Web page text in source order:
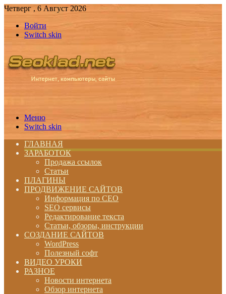
Четверг , 6 Август 2026
Войти
Switch skin
Меню
Switch skin
ГЛАВНАЯ
ЗАРАБОТОК
Продажа ссылок
Статьи
ПЛАГИНЫ
ПРОДВИЖЕНИЕ САЙТОВ
Информация по СЕО
SEO сервисы
Редактирование текста
Статьи, обзоры, инструкции
СОЗДАНИЕ САЙТОВ
WordPress
Полезный софт
ВИДЕО УРОКИ
РАЗНОЕ
Новости интернета
Обзор интернета